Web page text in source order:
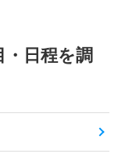
・日程を調